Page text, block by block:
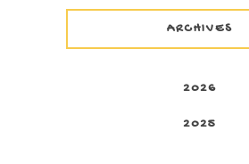
ARCHIVES
2026
2025